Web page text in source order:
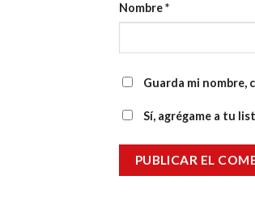
Nombre*
Guarda mi nombre,
Sí, agrégame a tu